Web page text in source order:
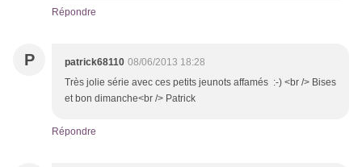
Répondre
P patrick68110 08/06/2013 18:28
Très jolie série avec ces petits jeunots affamés :-) <br /> Bises
et bon dimanche<br /> Patrick
Répondre